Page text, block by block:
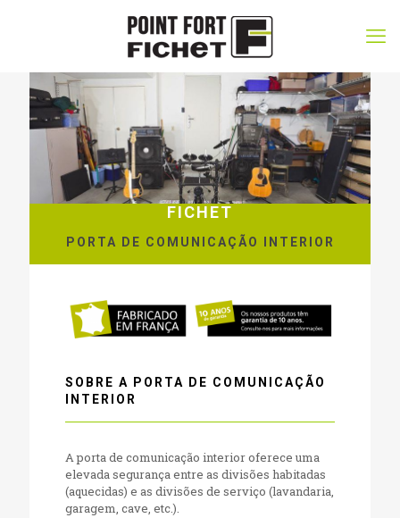
FICHET
PORTA DE COMUNICAÇÃO INTERIOR
SOBRE A PORTA DE COMUNICAÇÃO
INTERIOR
A porta de comunicação interior oferece uma
elevada segurança entre as divisões habitadas
(aquecidas) e as divisões de serviço (lavandaria,
garagem, cave, etc.).